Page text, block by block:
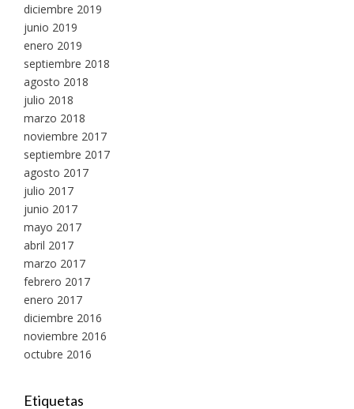
diciembre 2019
junio 2019
enero 2019
septiembre 2018
agosto 2018
julio 2018
marzo 2018
noviembre 2017
septiembre 2017
agosto 2017
julio 2017
junio 2017
mayo 2017
abril 2017
marzo 2017
febrero 2017
enero 2017
diciembre 2016
noviembre 2016
octubre 2016
Etiquetas